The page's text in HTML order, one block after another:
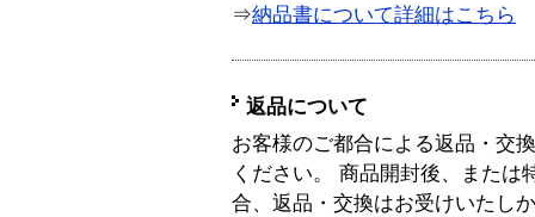
⇒納品書について詳細はこちら
返品について
お客様のご都合による返品・交
ください。 商品開封後、または
合、返品・交換はお受けいたし